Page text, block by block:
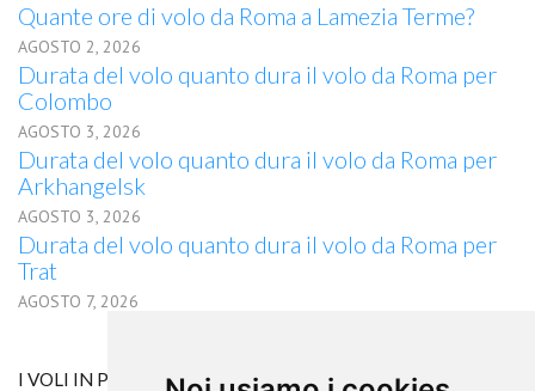
Quante ore di volo da Roma a Lamezia Terme?
AGOSTO 2, 2026
Durata del volo quanto dura il volo da Roma per
Colombo
AGOSTO 3, 2026
Durata del volo quanto dura il volo da Roma per
Arkhangelsk
AGOSTO 3, 2026
Durata del volo quanto dura il volo da Roma per
Trat
AGOSTO 7, 2026
I VOLI IN PARTENZA DA HYDERABAD